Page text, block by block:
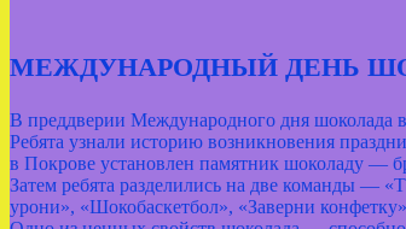
МЕЖДУНАРОДНЫЙ ДЕНЬ
В преддверии Международного дня
Ребята узнали историю возникновения
в Покрове установлен памятник шоколаду —
Затем ребята разделились на две команды —
урони», «Шокобаскетбол», «Заверни